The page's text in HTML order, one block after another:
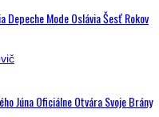
Depeche Mode Oslávia Šesť Rokov
Júna Oficiálne Otvára Svoje Brány